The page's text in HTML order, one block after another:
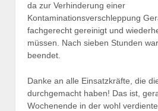
da zur Verhinderung einer
Kontaminationsverschleppung
fachgerecht gereinigt und
müssen. Nach sieben Stunden
beendet.
Danke an alle Einsatzkräfte, die
durchgemacht haben! Das ist,
Wochenende in der wohl